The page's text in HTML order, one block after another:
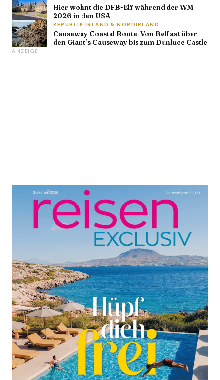
Hier wohnt die DFB-Elf während der WM
2026 in den USA
REPUBLIK IRLAND & NORDIRLAND
Causeway Coastal Route: Von Belfast über
den Giant’s Causeway bis zum Dunluce Castle
ANZEIGE